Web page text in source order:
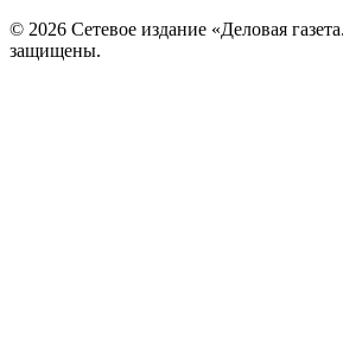
© 2026 Сетевое издание «Деловая
защищены.